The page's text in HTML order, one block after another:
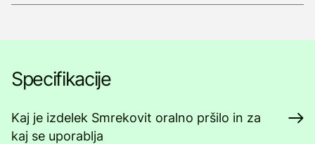
Specifikacije
Kaj je izdelek Smrekovit oralno pršilo in za
kaj se uporablja